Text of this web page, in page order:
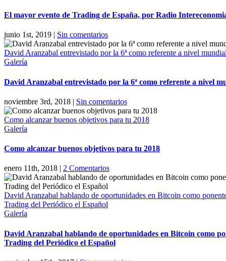
El mayor evento de Trading de España, por Radio
junio 1st, 2019 | Sin comentarios
David Aranzabal entrevistado por la 6ª como referente a nivel
Galería
David Aranzabal entrevistado por la 6ª como referente a nivel
noviembre 3rd, 2018 | Sin comentarios
Como alcanzar buenos objetivos para tu 2018
Galería
Como alcanzar buenos objetivos para tu 2018
enero 11th, 2018 2 Comentarios
David Aranzabal hablando de oportunidades en Bitcoin como
Trading del Periódico el Español
Galería
David Aranzabal hablando de oportunidades en Bitcoin como
Trading del Periódico el Español